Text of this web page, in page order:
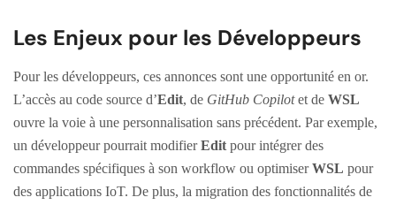
Les Enjeux pour les Développeurs
Pour les développeurs, ces annonces sont une opportunité en or.
L’accès au code source d’Edit, de GitHub Copilotet de WSL
ouvre la voie à une personnalisation sans précédent. Par exemple,
un développeur pourrait modifierEdit pour intégrer des
commandes spécifiques à son workflow ou optimiserWSL pour
des applications IoT. De plus, la migration des fonctionnalités de